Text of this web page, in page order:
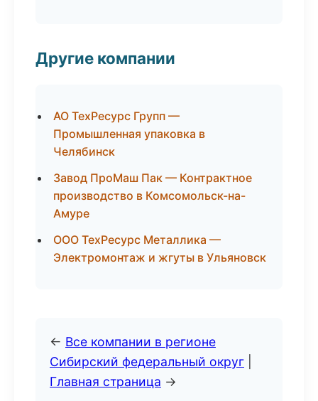
Другие компании
АО ТехРесурс Групп —
Промышленная упаковка в
Челябинск
Завод ПроМаш Пак — Контрактное
производство в Комсомольск-на-
Амуре
ООО ТехРесурс Металлика —
Электромонтаж и жгуты в Ульяновск
← Все компании в регионе
Сибирский федеральный округ
Главная страница →